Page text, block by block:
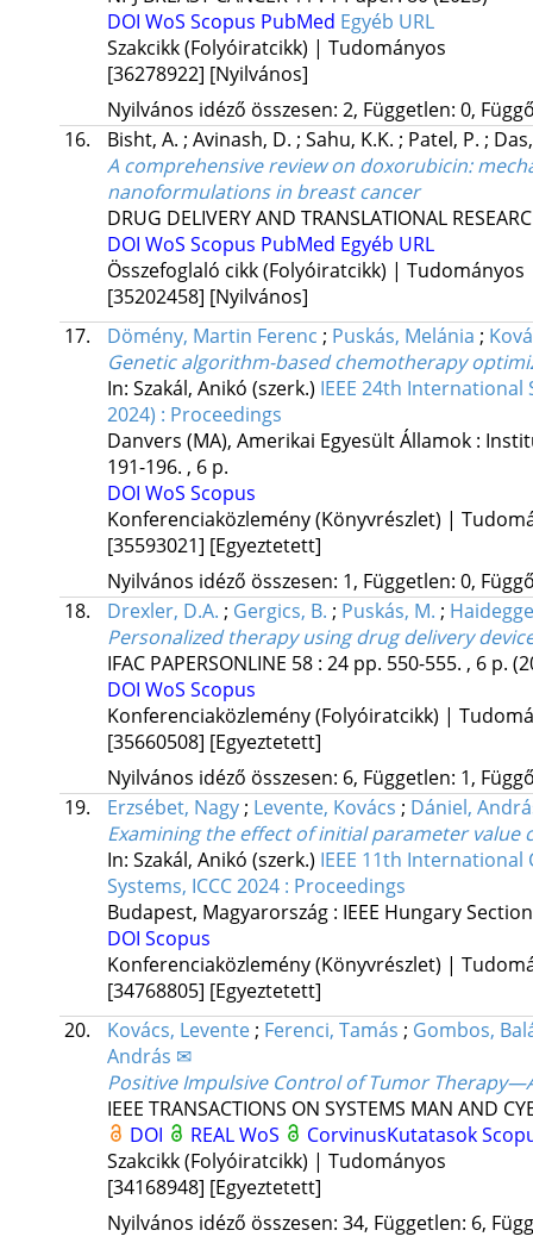
DOI WoS Scopus PubMed Egyéb URL
Szakcikk (Folyóiratcikk) | Tudományos
[36278922] [Nyilvános]
Nyilvános idéző összesen: 2, Független: 0,
16.
Bisht, A. ; Avinash, D. ; Sahu, K.K. ; Patel, P. ;
A comprehensive review on doxorubicin:
nanoformulations in breast cancer
DRUG DELIVERY AND TRANSLATIONAL
DOI WoS Scopus PubMed Egyéb URL
Összefoglaló cikk (Folyóiratcikk) | Tudományos
[35202458] [Nyilvános]
17.
Dömény, Martin Ferenc ; Puskás, Melánia ;
Genetic algorithm-based chemotherapy
In: Szakál, Anikó (szerk.) IEEE 24th
2024) : Proceedings
Danvers (MA), Amerikai Egyesült Államok :
191-196. , 6 p.
DOI WoS Scopus
Konferenciaközlemény (Könyvrészlet) |
[35593021] [Egyeztetett]
Nyilvános idéző összesen: 1, Független: 0,
18.
Drexler, D.A. ; Gergics, B. ; Puskás, M. ;
Personalized therapy using drug delivery
IFAC PAPERSONLINE 58: 24 pp. 550-555. , 6 p.
DOI WoS Scopus
Konferenciaközlemény (Folyóiratcikk) |
[35660508] [Egyeztetett]
Nyilvános idéző összesen: 6, Független: 1,
19.
Erzsébet, Nagy ; Levente, Kovács ; Dániel,
Examining the effect of initial parameter
In: Szakál, Anikó (szerk.) IEEE 11th
Systems, ICCC 2024 : Proceedings
Budapest, Magyarország : IEEE Hungary Section
DOI Scopus
Konferenciaközlemény (Könyvrészlet) |
[34768805] [Egyeztetett]
20.
Kovács, Levente ; Ferenci, Tamás ; Gombos,
András ✉
Positive Impulsive Control of Tumor
IEEE TRANSACTIONS ON SYSTEMS MAN AND
DOI
REALWoS CorvinusKutatasok
Szakcikk (Folyóiratcikk) | Tudományos
[34168948] [Egyeztetett]
Nyilvános idéző összesen: 34, Független: 6,